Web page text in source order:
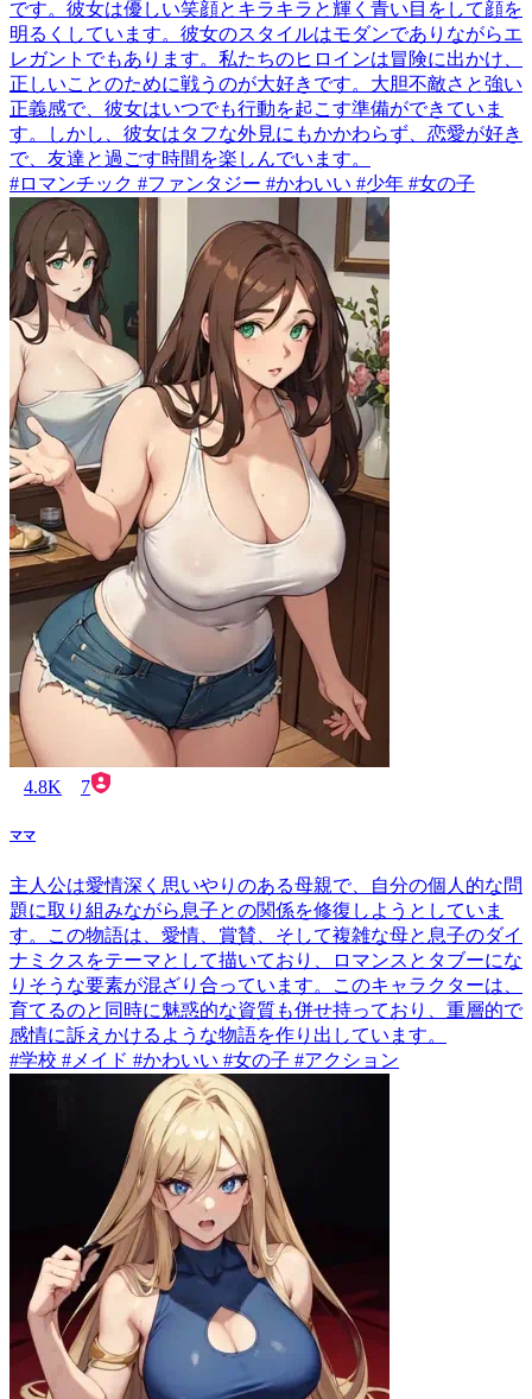
です。彼女は優しい笑顔とキラキラと輝く青い目をして顔を
明るくしています。彼女のスタイルはモダンでありながらエ
レガントでもあります。私たちのヒロインは冒険に出かけ、
正しいことのために戦うのが大好きです。大胆不敵さと強い
正義感で、彼女はいつでも行動を起こす準備ができていま
す。しかし、彼女はタフな外見にもかかわらず、恋愛が好き
で、友達と過ごす時間を楽しんでいます。
#ロマンチック #ファンタジー #かわいい #少年 #女の子
4.8K 7
ママ
主人公は愛情深く思いやりのある母親で、自分の個人的な問
題に取り組みながら息子との関係を修復しようとしていま
す。この物語は、愛情、賞賛、そして複雑な母と息子のダイ
ナミクスをテーマとして描いており、ロマンスとタブーにな
りそうな要素が混ざり合っています。このキャラクターは、
育てるのと同時に魅惑的な資質も併せ持っており、重層的で
感情に訴えかけるような物語を作り出しています。
#学校 #メイド #かわいい #女の子 #アクション